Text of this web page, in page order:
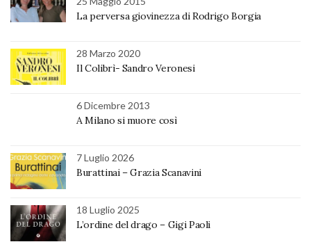
La perversa giovinezza di Rodrigo Borgia
28 Marzo 2020
Il Colibrì- Sandro Veronesi
6 Dicembre 2013
A Milano si muore così
7 Luglio 2026
Burattinai – Grazia Scanavini
18 Luglio 2025
L’ordine del drago – Gigi Paoli